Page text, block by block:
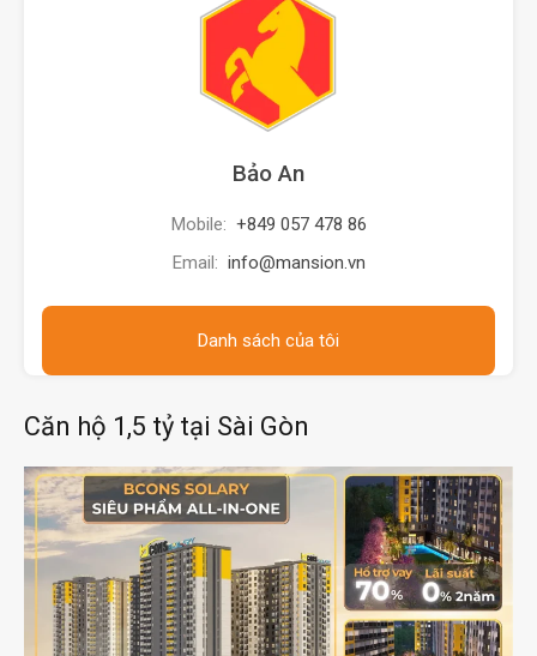
Bảo An
Mobile: +849 057 478 86
Email: info@mansion.vn
Danh sách của tôi
Căn hộ 1,5 tỷ tại Sài Gòn